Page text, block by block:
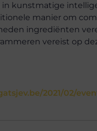
in kunstmatige
manier om
ingrediënten
vereist op
2021/02/